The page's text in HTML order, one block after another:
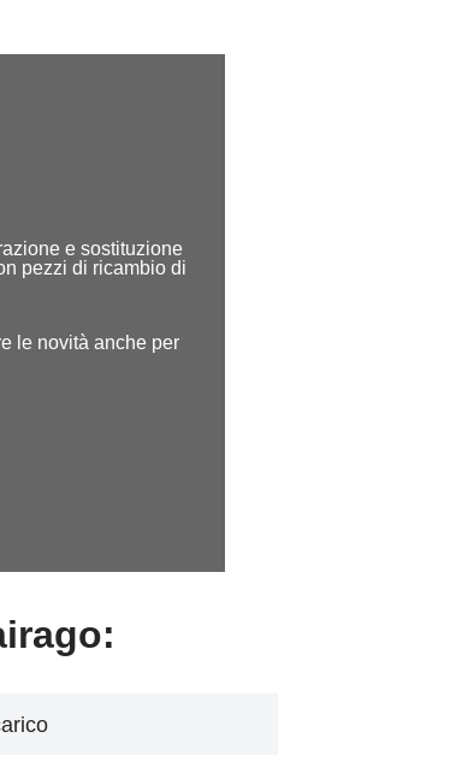
e sostituzione
pezzi di ricambio di
le novità anche per